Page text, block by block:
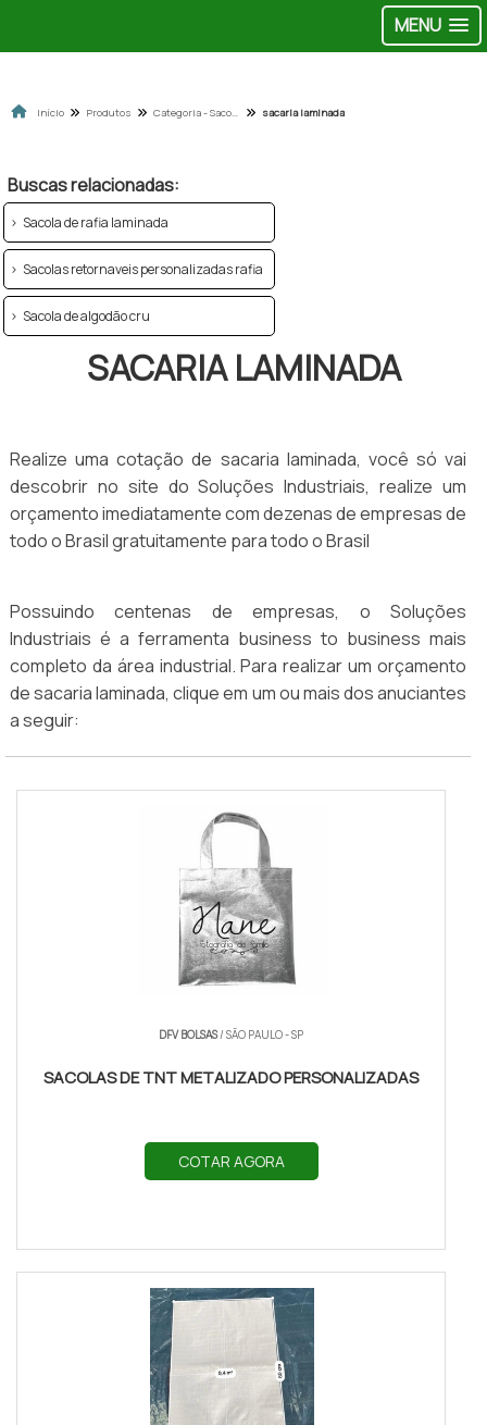
MENU
Início Produtos Categoria - Sacolas de ráfia sacaria laminada
Buscas relacionadas:
Sacola de rafia laminada
Sacolas retornaveis personalizadas rafia
Sacola de algodão cru
SACARIA LAMINADA
Realize uma cotação de sacaria laminada, você só vai
descobrir no site do Soluções Industriais, realize um
orçamento imediatamente com dezenas de empresas de
todo o Brasil gratuitamente para todo o Brasil
Possuindo centenas de empresas, o Soluções
Industriais é a ferramenta business to business mais
completo da área industrial. Para realizar um orçamento
de sacaria laminada, clique em um ou mais dos anuciantes
a seguir:
DFV BOLSAS/ SÃO PAULO - SP
SACOLAS DE TNT METALIZADO PERSONALIZADAS
COTAR AGORA